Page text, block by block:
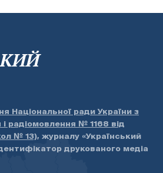
Національної ради України з
радіомовлення № 1168 від
№ 13), журналу «Український
друкованого медіа